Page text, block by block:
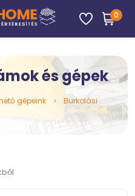
0
és gépek
gépeink
Burkolási